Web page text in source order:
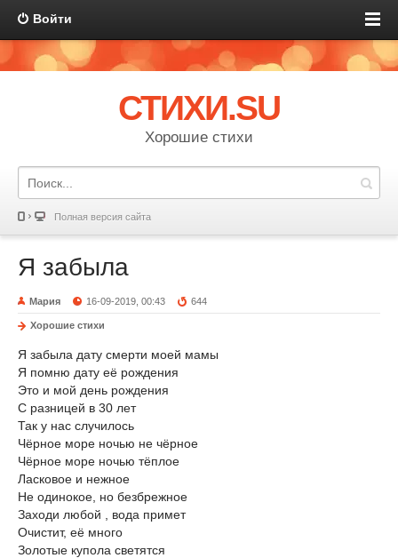
Войти
СТИХИ.SU
Хорошие стихи
Полная версия сайта
Я забыла
Мария 16-09-2019, 00:43 644
Хорошие стихи
Я забыла дату смерти моей мамы
Я помню дату её рождения
Это и мой день рождения
С разницей в 30 лет
Так у нас случилось
Чёрное море ночью не чёрное
Чёрное море ночью тёплое
Ласковое и нежное
Не одинокое, но безбрежное
Заходи любой , вода примет
Очистит, её много
Золотые купола светятся